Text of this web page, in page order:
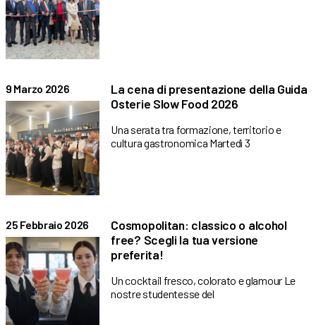
9 Marzo 2026
La cena di presentazione della Guida
Osterie Slow Food 2026
Una serata tra formazione, territorio e
cultura gastronomica Martedì 3
25 Febbraio 2026
Cosmopolitan: classico o alcohol
free? Scegli la tua versione
preferita!
Un cocktail fresco, colorato e glamour Le
nostre studentesse del